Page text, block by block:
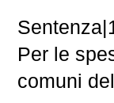
Per le
comuni